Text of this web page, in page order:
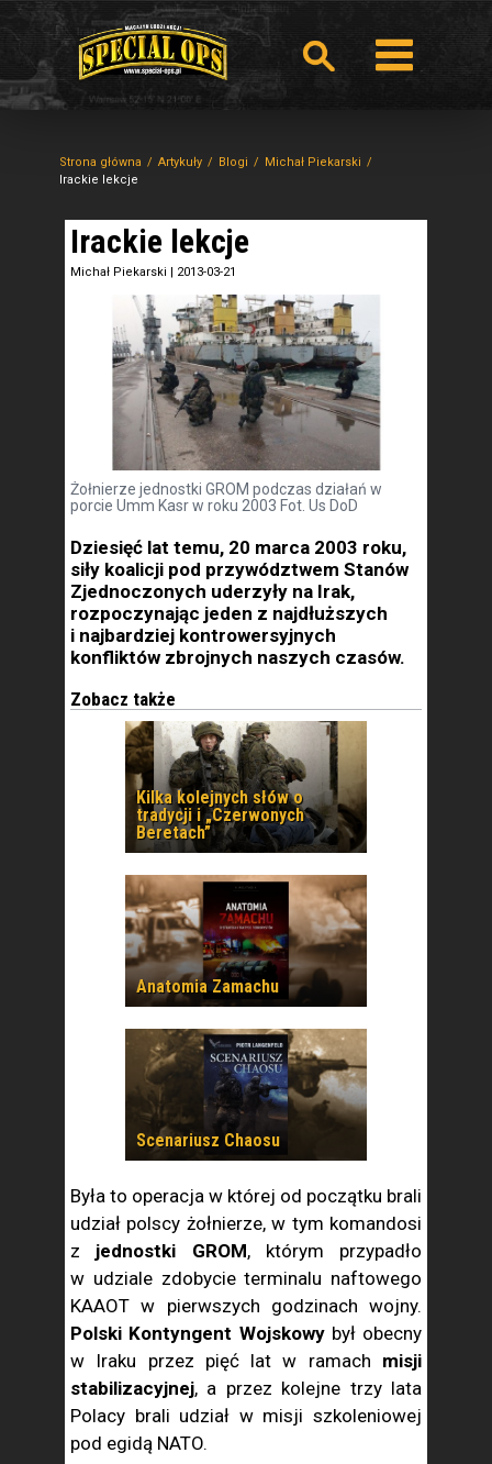
Strona główna Artykuły Blogi
Michał Piekarski
Irackie lekcje
Irackie lekcje
Michał Piekarski | 2013-03-21
Żołnierze jednostki GROM podczas działań w
porcie Umm Kasr w roku 2003 Fot. Us DoD
Dziesięć lat temu, 20 marca 2003 roku,
siły koalicji pod przywództwem Stanów
Zjednoczonych uderzyły na Irak,
rozpoczynając jeden z najdłuższych
i najbardziej kontrowersyjnych
konfliktów zbrojnych naszych czasów.
Zobacz także
Kilka kolejnych słów o
tradycji i „Czerwonych
Beretach”
Anatomia Zamachu
Scenariusz Chaosu
Była to operacja w której od początku brali
udział polscy żołnierze, w tym komandosi
z jednostki GROM, którym przypadło
w udziale zdobycie terminalu naftowego
KAAOT w pierwszych godzinach wojny.
Polski Kontyngent Wojskowybył obecny
w Iraku przez pięć lat w ramach misji
stabilizacyjnej, a przez kolejne trzy lata
Polacy brali udział w misji szkoleniowej
pod egidą NATO.